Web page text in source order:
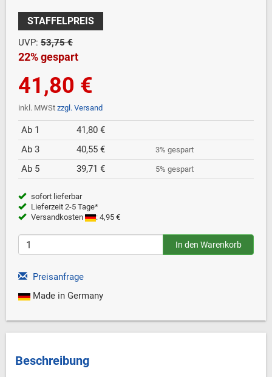
STAFFELPREIS
UVP: 53,75 €
22% gespart
41,80 €
inkl. MWSt zzgl. Versand
Ab 1
41,80 €
Ab 3
40,55 € 3% gespart
Ab 5 39,71 € 5% gespart
sofort lieferbar
Lieferzeit 2-5 Tage*
Versandkosten
: 4,95 €
Preisanfrage
Made in Germany
Beschreibung